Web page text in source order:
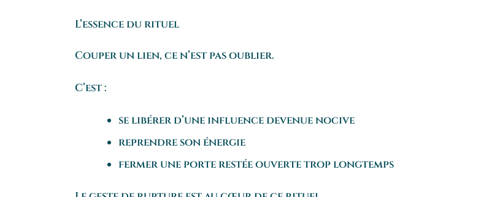
L’essence du rituel
Couper un lien, ce n’est pas oublier.
C’est :
se libérer d’une influence devenue nocive
reprendre son énergie
fermer une porte restée ouverte trop longtemps